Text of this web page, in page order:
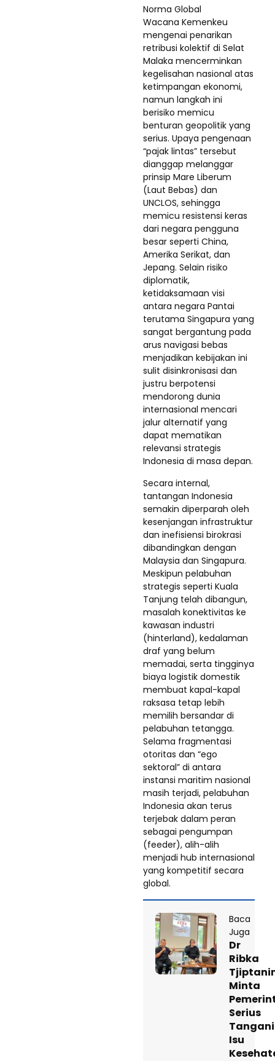
Norma Global
Wacana Kemenkeu
mengenai penarikan
retribusi kolektif di Selat
Malaka mencerminkan
kegelisahan nasional atas
ketimpangan ekonomi,
namun langkah ini
berisiko memicu
benturan geopolitik yang
serius. Upaya pengenaan
“pajak lintas” tersebut
dianggap melanggar
prinsip Mare Liberum
(Laut Bebas) dan
UNCLOS, sehingga
memicu resistensi keras
dari negara pengguna
besar seperti China,
Amerika Serikat, dan
Jepang. Selain risiko
diplomatik,
ketidaksamaan visi
antara negara Pantai
terutama Singapura yang
sangat bergantung pada
arus navigasi bebas
menjadikan kebijakan ini
sulit disinkronisasi dan
justru berpotensi
mendorong dunia
internasional mencari
jalur alternatif yang
dapat mematikan
relevansi strategis
Indonesia di masa depan.
Secara internal,
tantangan Indonesia
semakin diperparah oleh
kesenjangan infrastruktur
dan inefisiensi birokrasi
dibandingkan dengan
Malaysia dan Singapura.
Meskipun pelabuhan
strategis seperti Kuala
Tanjung telah dibangun,
masalah konektivitas ke
kawasan industri
(hinterland), kedalaman
draf yang belum
memadai, serta tingginya
biaya logistik domestik
membuat kapal-kapal
raksasa tetap lebih
memilih bersandar di
pelabuhan tetangga.
Selama fragmentasi
otoritas dan “ego
sektoral” di antara
instansi maritim nasional
masih terjadi, pelabuhan
Indonesia akan terus
terjebak dalam peran
sebagai pengumpan
(feeder), alih-alih
menjadi hub internasional
yang kompetitif secara
global.
Baca
Juga
Dr
Ribka
Minta
Serius
Tangani
Isu